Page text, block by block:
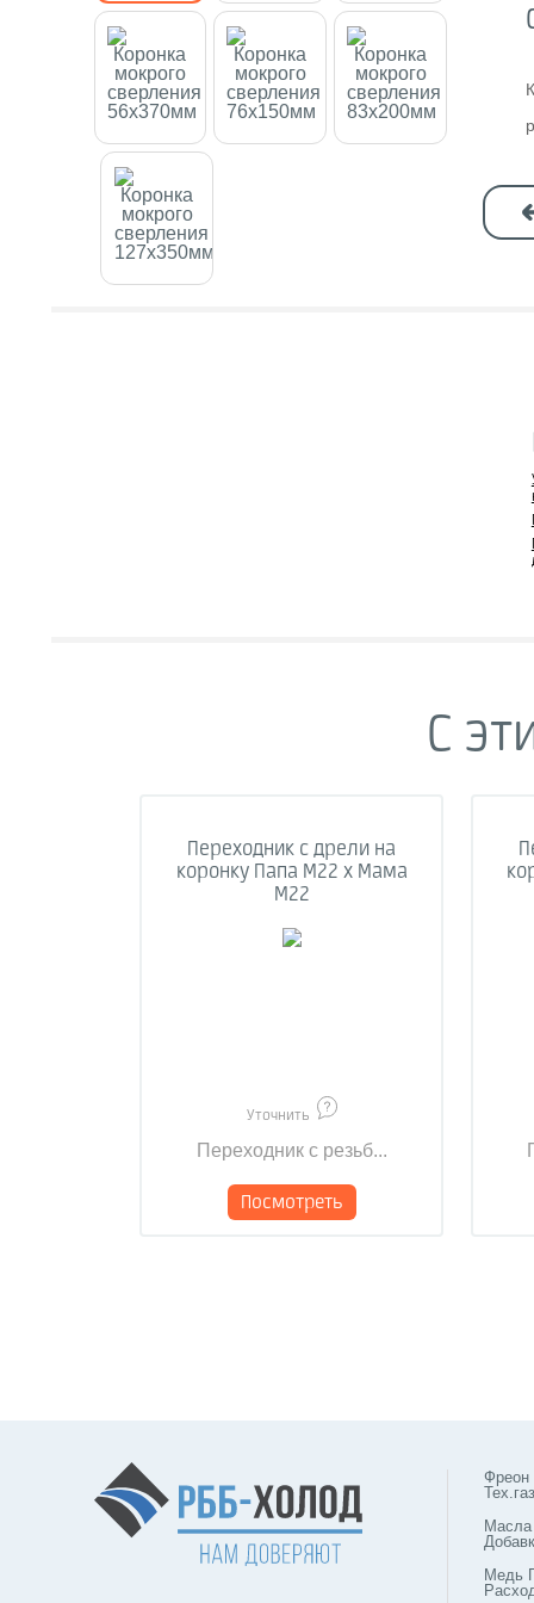
С
Переходник с дрели на
коронку Папа M22 х Мама
М22
Уточнить
Переходник с резьб...
Посмотреть
Фреон
Медь